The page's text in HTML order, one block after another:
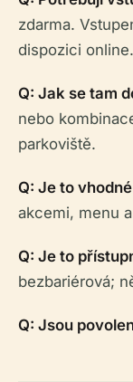
zdarma.
dispozici online.
Q: Jak se tam
nebo
parkoviště.
Q: Je to
akcemi, menu
Q: Je to
bezbariérová;
Q: Jsou